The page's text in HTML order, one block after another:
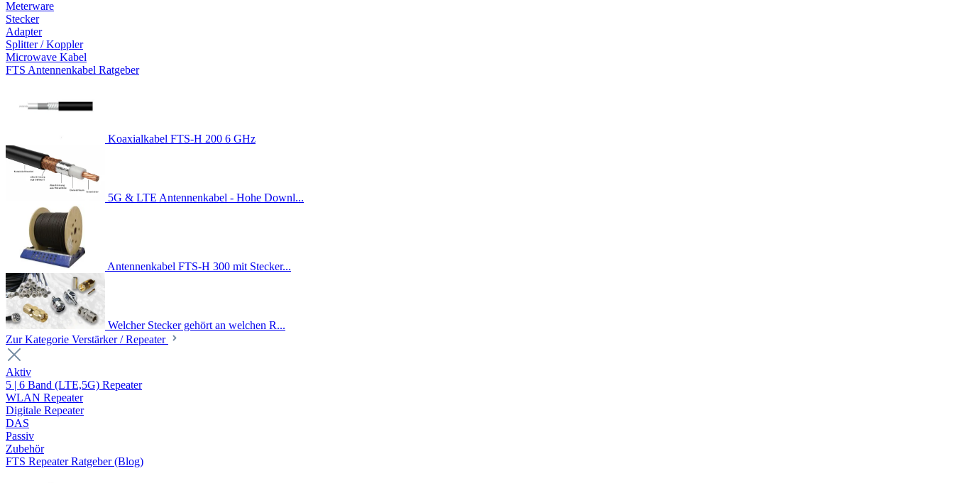
Meterware
Stecker
Adapter
Splitter / Koppler
Microwave Kabel
FTS Antennenkabel Ratgeber
Koaxialkabel FTS-H 200 6 GHz
5G & LTE Antennenkabel - Hohe Downl...
Antennenkabel FTS-H 300 mit Stecker...
Welcher Stecker gehört an welchen R...
Zur Kategorie Verstärker / Repeater
Aktiv
5 | 6 Band (LTE,5G) Repeater
WLAN Repeater
Digitale Repeater
DAS
Passiv
Zubehör
FTS Repeater Ratgeber (Blog)